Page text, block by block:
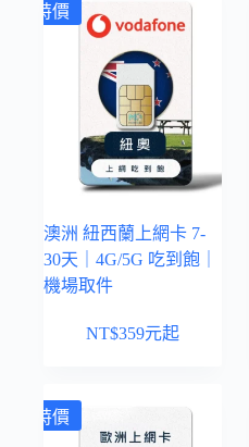
特價
澳洲 紐西蘭上網卡 7-
30天｜4G/5G 吃到飽｜
機場取件
NT$359元起
特價